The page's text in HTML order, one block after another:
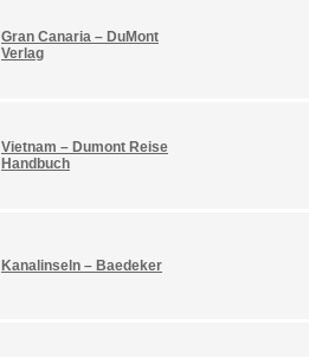
Gran Canaria – DuMont
Verlag
Vietnam – Dumont Reise
Handbuch
Kanalinseln – Baedeker